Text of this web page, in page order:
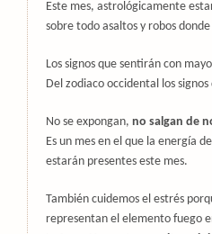
Este mes, astrológicamente
sobre todo asaltos y robos
Los signos que sentirán con
Del zodiaco occidental los
No se expongan, no salgan de
Es un mes en el que la energía
estarán presentes este mes.
También cuidemos el estrés
representan el elemento fuego